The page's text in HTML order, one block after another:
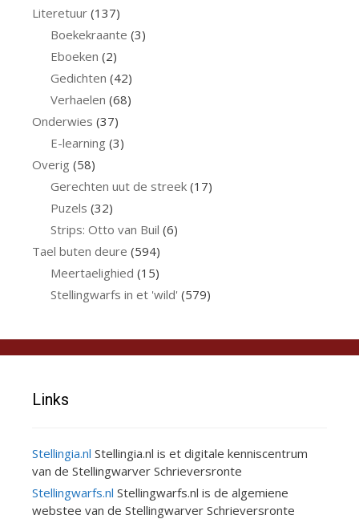
Literetuur (137)
Boekekraante (3)
Eboeken (2)
Gedichten (42)
Verhaelen (68)
Onderwies (37)
E-learning (3)
Overig (58)
Gerechten uut de streek(17)
Puzels (32)
Strips: Otto van Buil (6)
Tael buten deure (594)
Meertaelighied (15)
Stellingwarfs in et 'wild' (579)
Links
Stellingia.nl Stellingia.nl is et digitale kenniscentrum
van de Stellingwarver Schrieversronte
Stellingwarfs.nl Stellingwarfs.nl is de algemiene
webstee van de Stellingwarver Schrieversronte